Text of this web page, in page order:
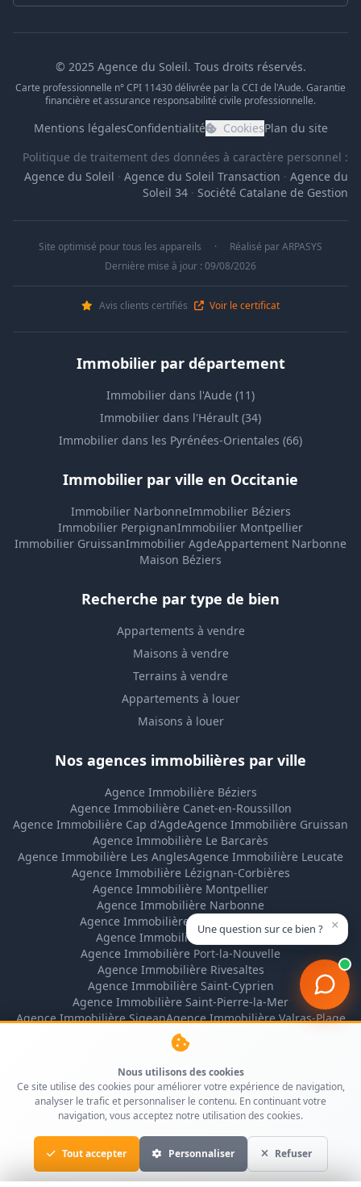
Nous utilisons des cookies
Ce site utilise des cookies pour améliorer votre expérience de navigation,
analyser le trafic et personnaliser le contenu. En continuant votre
navigation, vous acceptez notre utilisation des cookies.
Tout accepter Personnaliser Refuser
© 2025 Agence du Soleil. Tous droits réservés.
Carte professionnelle n° CPI 11430 délivrée par la CCI de l'Aude. Garantie
financière et assurance responsabilité civile professionnelle.
Mentions légalesConfidentialité CookiesPlan du site
Politique de traitement des données à caractère personnel :
Agence du Soleil · Agence du Soleil Transaction · Agence du
Soleil 34 · Société Catalane de Gestion
Site optimisé pour tous les appareils · Réalisé parARPASYS
Dernière mise à jour : 09/08/2026
Avis clients certifiés Voir le certificat
Immobilier par département
Immobilier dans l'Aude (11)
Immobilier dans l'Hérault (34)
Immobilier dans les Pyrénées-Orientales (66)
Immobilier par ville en Occitanie
Immobilier NarbonneImmobilier Béziers
Immobilier PerpignanImmobilier Montpellier
Immobilier GruissanImmobilier AgdeAppartement Narbonne
Maison Béziers
Recherche par type de bien
Appartements à vendre
Maisons à vendre
Terrains à vendre
Appartements à louer
Maisons à louer
Nos agences immobilières par ville
Agence Immobilière Béziers
Agence Immobilière Canet-en-Roussillon
Agence Immobilière Cap d'AgdeAgence Immobilière Gruissan
Agence Immobilière Le Barcarès
Agence Immobilière Les AnglesAgence Immobilière Leucate
Agence Immobilière Lézignan-Corbières
Agence Immobilière Montpellier
Agence Immobilière Narbonne
Agence Immobilière Narbonne-Plage
Agence Immobilière Perpignan
Agence Immobilière Port-la-Nouvelle
Agence Immobilière Rivesaltes
Agence Immobilière Saint-Cyprien
Agence Immobilière Saint-Pierre-la-Mer
Agence Immobilière SigeanAgence Immobilière Valras-Plage
Une question sur ce bien ? ×